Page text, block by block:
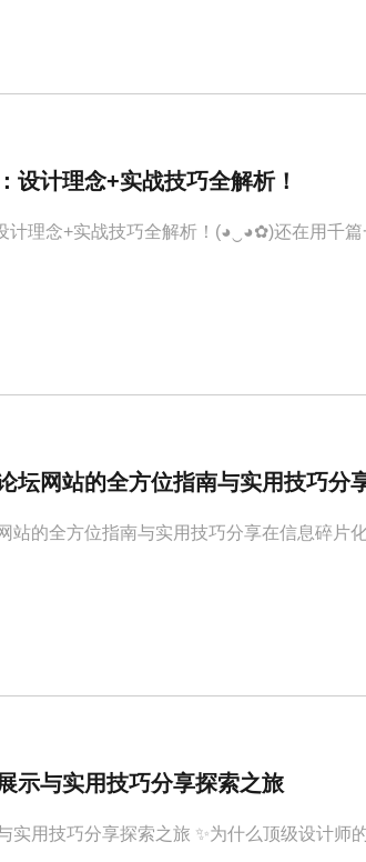
设计理念+实战技巧全解析！
计理念+实战技巧全解析！(◕‿◕✿)还在用千
坛网站的全方位指南与实用技巧分
站的全方位指南与实用技巧分享在信息碎片
示与实用技巧分享探索之旅
实用技巧分享探索之旅 ✨为什么顶级设计